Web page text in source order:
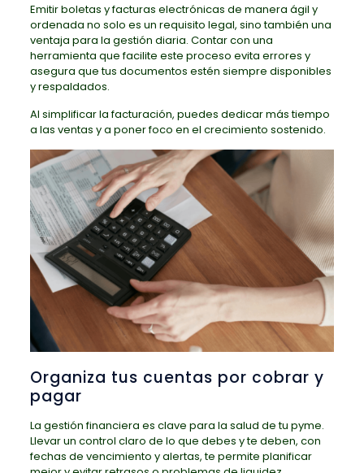
Emitir boletas y facturas electrónicas de manera ágil y
ordenada no solo es un requisito legal, sino también una
ventaja para la gestión diaria. Contar con una
herramienta que facilite este proceso evita errores y
asegura que tus documentos estén siempre disponibles
y respaldados.
Al simplificar la facturación, puedes dedicar más tiempo
a las ventas y a poner foco en el crecimiento sostenido.
Organiza tus cuentas por cobrar y
pagar
La gestión financiera es clave para la salud de tu pyme.
Llevar un control claro de lo que debes y te deben, con
fechas de vencimiento y alertas, te permite planificar